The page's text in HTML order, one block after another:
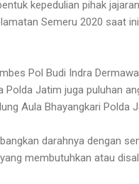
kepedulian pihak
Semeru 2020 saat
Pol Budi Indra
Polda Jatim juga puluhan
Aula Bhayangkari Polda
darahnya dengan
membutuhkan atau